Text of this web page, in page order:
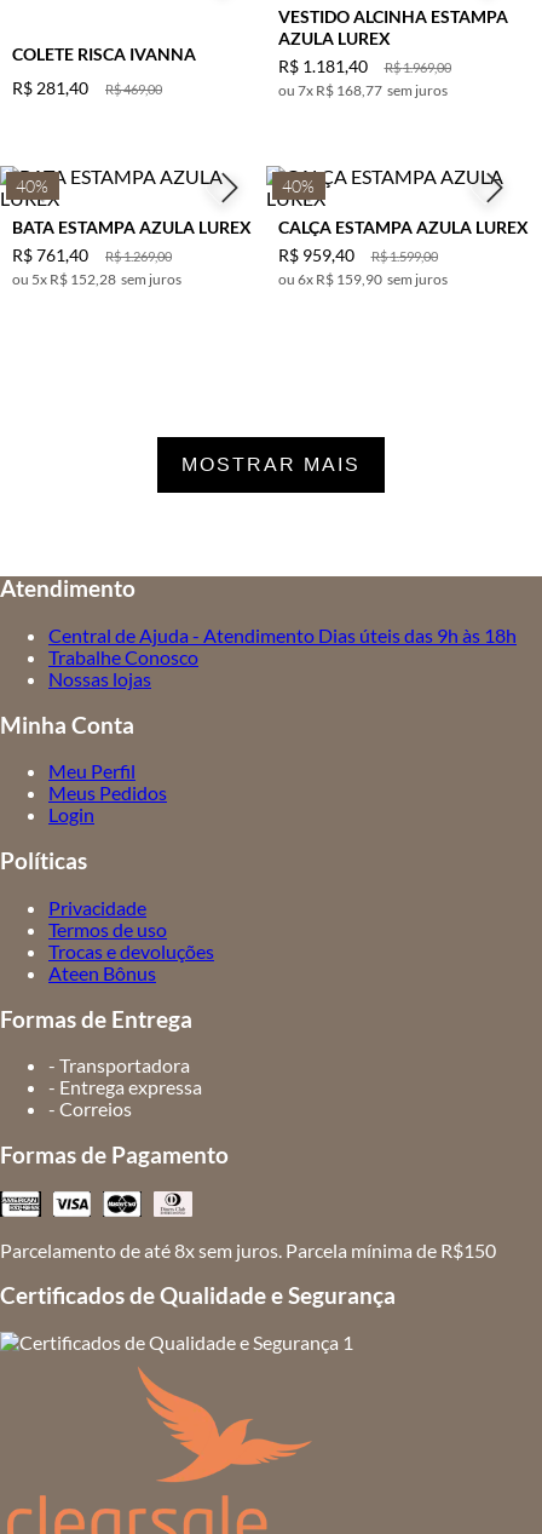
COLETE RISCA IVANNA
R$469,00
R$281,40
VESTIDO ALCINHA ESTAMPA
AZULA LUREX
R$1.969,00
R$ 1.181,40
7x R$ 168,77 sem juros
40%
BATA ESTAMPA AZULA LUREX
R$1.269,00
R$761,40
5x R$ 152,28 sem juros
40%
CALÇA ESTAMPA AZULA LUREX
R$1.599,00
R$ 959,40
6x R$ 159,90 sem juros
MOSTRAR MAIS
Atendimento
Central de Ajuda - Atendimento Dias úteis das 9h às 18h
Trabalhe Conosco
Nossas lojas
Minha Conta
Meu Perfil
Meus Pedidos
Login
Políticas
Privacidade
Termos de uso
Trocas e devoluções
Ateen Bônus
Formas de Entrega
- Transportadora
- Entrega expressa
- Correios
Formas de Pagamento
Parcelamento de até 8x sem juros. Parcela mínima de R$150
Certificados de Qualidade e Segurança